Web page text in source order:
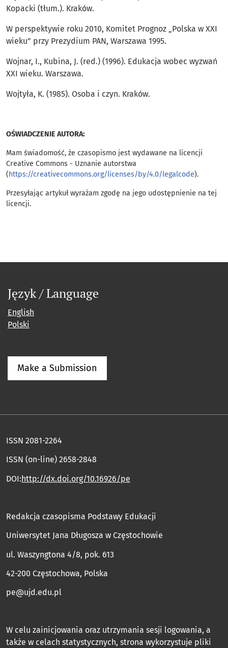
Kopacki (tłum.). Kraków.
W perspektywie roku 2010, Komitet Prognoz „Polska w XXI
wieku” przy Prezydium PAN, Warszawa 1995.
Wojnar, I., Kubina, J. (red.) (1996). Edukacja wobec wyzwań
XXI wieku. Warszawa.
Wojtyła, K. (1985). Osoba i czyn. Kraków.
OŚWIADCZENIE AUTORA:
Mam świadomość, że czasopismo jest wydawane na licencji
Creative Commons - Uznanie autorstwa
(https://creativecommons.org/licenses/by/4.0/legalcode).
Przesyłając artykuł wyrażam zgodę na jego udostępnienie na tej
licencji.
Język / Language
English
Polski
Make a Submission
ISSN 2081-2264
ISSN (on-line) 2658-2848
DOI:http://dx.doi.org/10.16926/pe
Redakcja czasopisma Podstawy Edukacji
Uniwersytet Jana Długosza w Częstochowie
ul. Waszyngtona 4/8, pok. 613
42-200 Częstochowa, Polska
pe@ujd.edu.pl
W celu zainicjowania oraz utrzymania sesji logowania, a
także w celach statystycznych, strona wykorzystuje pliki